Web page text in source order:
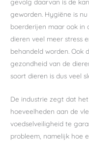
geworden. Hygiëne is
boerderijen maar ook in
dieren veel meer stress
behandeld worden. Ook
gezondheid van de
soort dieren is dus veel
De industrie zegt dat
hoeveelheden aan de
voedselveiligheid te
probleem, namelijk hoe